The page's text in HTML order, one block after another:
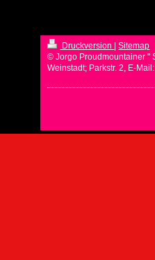
Druckversion
Sitemap
© Jorgo Proudmountainer "
Weinstadt; Parkstr. 2, E-